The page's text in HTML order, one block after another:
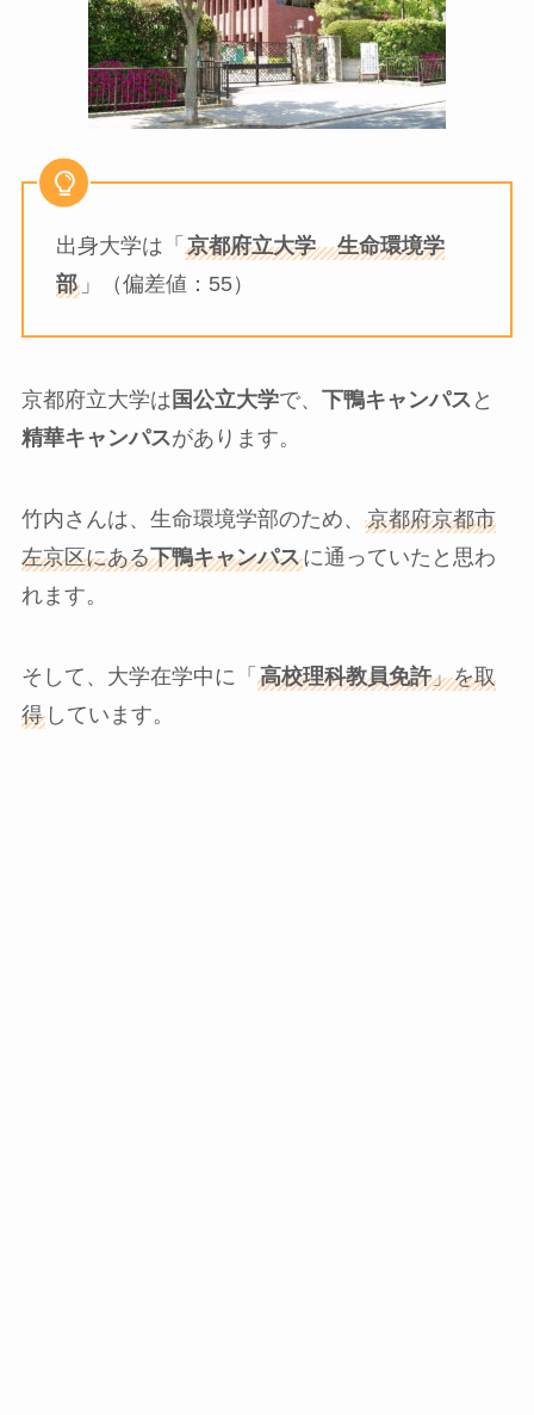
出身大学は「 京都府立大学 生命環境学
部」（偏差値：55）
京都府立大学は 国公立大学で、 下鴨キャンパス と
精華キャンパスがあります。
竹内さんは、生命環境学部のため、 京都府京都市
左京区にある下鴨キャンパスに通っていたと思わ
れます。
そして、大学在学中に「 高校理科教員免許」を取
得しています。